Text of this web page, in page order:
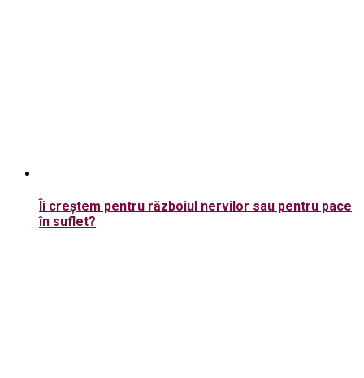
Îi creștem pentru războiul nervilor sau pentru pace
în suflet?